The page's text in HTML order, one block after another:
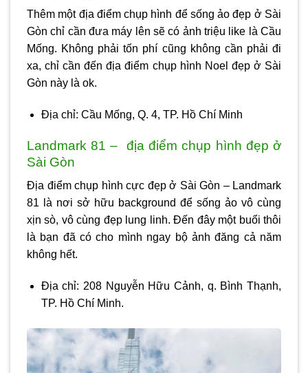
Thêm một địa điểm chụp hình để sống ảo đẹp ở Sài
Gòn chỉ cần đưa máy lên sẽ có ảnh triệu like là Cầu
Mống. Không phải tốn phí cũng không cần phải đi
xa, chỉ cần đến địa điểm chụp hình Noel đẹp ở Sài
Gòn này là ok.
Địa chỉ: Cầu Mống, Q. 4, TP. Hồ Chí Minh
Landmark 81 – địa điểm chụp hình đẹp ở
Sài Gòn
Địa điểm chụp hình cực đẹp ở Sài Gòn – Landmark
81 là nơi sở hữu background để sống ảo vô cùng
xịn sò, vô cùng đẹp lung linh. Đến đây một buổi thôi
là bạn đã có cho mình ngay bộ ảnh đăng cả năm
không hết.
Địa chỉ: 208 Nguyễn Hữu Cảnh, q. Bình Thạnh,
TP. Hồ Chí Minh.